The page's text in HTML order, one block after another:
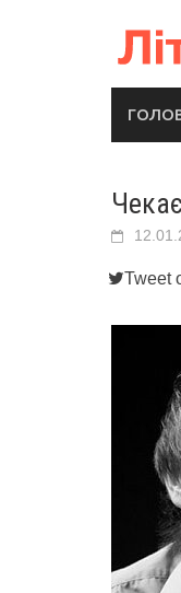
Tweet